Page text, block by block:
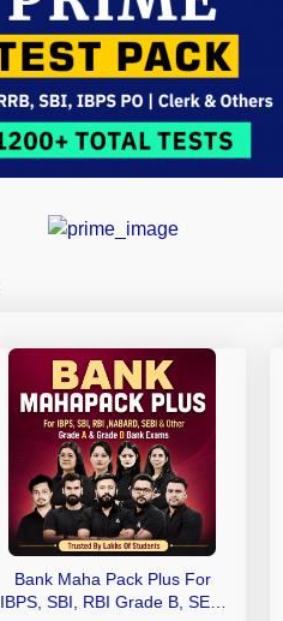
Bank Maha Pack Plus For
IBPS, SBI, RBI Grade B, SEBI